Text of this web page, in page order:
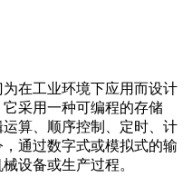
在工业环境下应用而设计
采用一种可编程的存储
算、顺序控制、定时、计
通过数字式或模拟式的输
设备或生产过程。